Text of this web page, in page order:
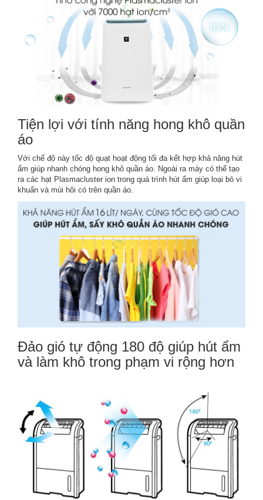
Tiện lợi với tính năng hong khô quần
áo
Với chế độ này tốc độ quạt hoạt động tối đa kết hợp khả năng hút
ẩm giúp nhanh chóng hong khô quần áo. Ngoài ra máy có thể tạo
ra các hạt Plasmacluster ion trong quá trình hút ẩm giúp loại bỏ vi
khuẩn và mùi hôi có trên quần áo.
Đảo gió tự động 180 độ giúp hút ẩm
và làm khô trong phạm vi rộng hơn